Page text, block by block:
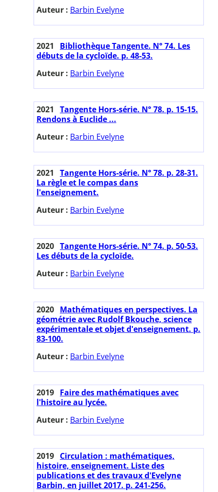
Auteur : Barbin Evelyne
2021
Bibliothèque Tangente. N° 74. Les
débuts de la cycloïde. p. 48-53.
Auteur : Barbin Evelyne
2021
Tangente Hors-série. N° 78. p. 15-15.
Rendons à Euclide ...
Auteur : Barbin Evelyne
2021
Tangente Hors-série. N° 78. p. 28-31.
La règle et le compas dans
l'enseignement.
Auteur : Barbin Evelyne
2020 Tangente Hors-série. N° 74. p. 50-53.
Les débuts de la cycloïde.
Auteur : Barbin Evelyne
2020 Mathématiques en perspectives. La
géométrie avec Rudolf Bkouche, science
expérimentale et objet d'enseignement. p.
83-100.
Auteur : Barbin Evelyne
2019 Faire des mathématiques avec
l'histoire au lycée.
Auteur : Barbin Evelyne
2019 Circulation : mathématiques,
histoire, enseignement. Liste des
publications et des travaux d'Evelyne
Barbin, en juillet 2017. p. 241-256.